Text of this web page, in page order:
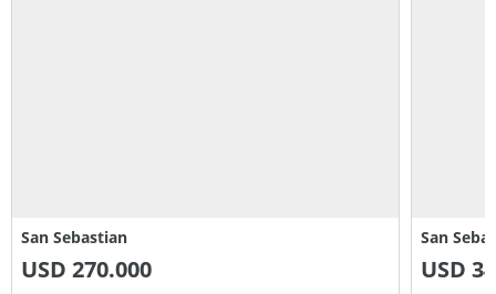
San Sebastian
USD 270.000
San
USD